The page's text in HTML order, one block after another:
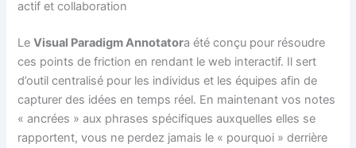
actif et collaboration
LeVisual Paradigm Annotatora été conçu pour résoudre
ces points de friction en rendant le web interactif. Il sert
d’outil centralisé pour les individus et les équipes afin de
capturer des idées en temps réel. En maintenant vos notes
« ancrées » aux phrases spécifiques auxquelles elles se
rapportent, vous ne perdez jamais le « pourquoi » derrière